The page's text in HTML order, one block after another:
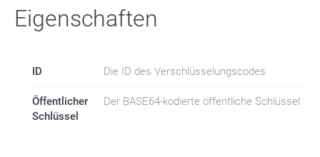
Eigenschaften
ID Die ID des Verschlüsselungscodes
Öffentlicher
Schlüssel
Der BASE64-kodierte öffentliche Schlüssel